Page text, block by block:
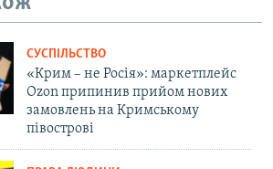
СУСПІЛЬСТВО
«Крим – не Росія»: маркетплейс
Ozon припинив прийом нових
замовлень на Кримському
півострові